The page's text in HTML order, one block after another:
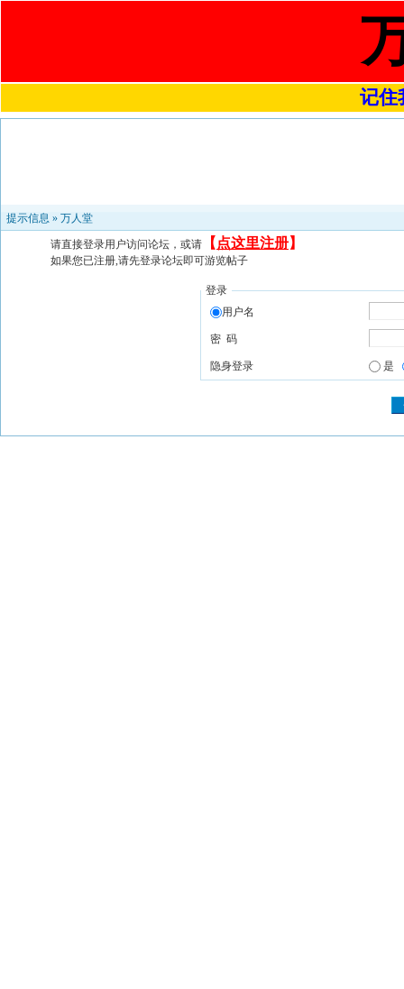
记住
提示信息 » 万人堂
请直接登录用户访问论坛，或请 【 点这里注册】
如果您已注册,请先登录论坛即可游览帖子
登录
用户名
密 码
隐身登录 是